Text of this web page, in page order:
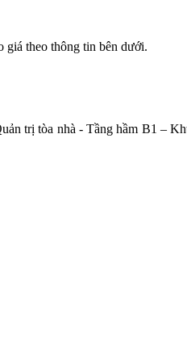
giá theo thông tin bên dưới.
trị tòa nhà - Tầng hầm B1 –